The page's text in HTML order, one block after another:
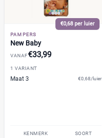
DeOnlineDrogist
Amazon
Babydrogist
▼ +9 meer
€0,68 per luier
PAMPERS
New Baby
VANAF€33,99
1 VARIANT
Maat 3 €0,68/luier
KENMERK SOORT